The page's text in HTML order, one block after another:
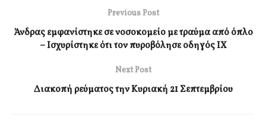
Previous Post
Άνδρας εμφανίστηκε σε νοσοκομείο με τραύμα από όπλο
– Ισχυρίστηκε ότι τον πυροβόλησε οδηγός ΙΧ
Next Post
Διακοπή ρεύματος την Κυριακή 21 Σεπτεμβρίου